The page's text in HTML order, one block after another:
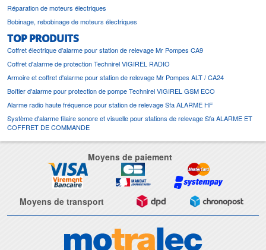
Réparation de moteurs électriques
Bobinage, rebobinage de moteurs électriques
TOP PRODUITS
Coffret électrique d'alarme pour station de relevage Mr Pompes CA9
Coffret d'alarme de protection Technirel VIGIREL RADIO
Armoire et coffret d'alarme pour station de relevage Mr Pompes ALT / CA24
Boîtier d'alarme pour protection de pompe Technirel VIGIREL GSM ECO
Alarme radio haute fréquence pour station de relevage Sfa ALARME HF
Système d'alarme filaire sonore et visuelle pour stations de relevage Sfa ALARME ET
COFFRET DE COMMANDE
Moyens de paiement
Moyens de transport